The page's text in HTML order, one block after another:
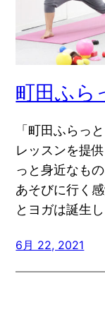
町田ふら
「町田ふらっ
レッスンを提
っと身近なも
あそびに行く
とヨガは誕生
6月 22, 2021